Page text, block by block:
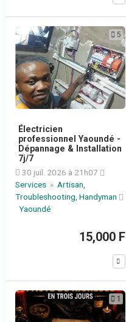
5
Électricien
professionnel Yaoundé -
Dépannage & Installation
7j/7
30 juil. 2026 à 21h07
Services » Artisan,
Troubleshooting, Handyman
Yaoundé
15,000 F
1